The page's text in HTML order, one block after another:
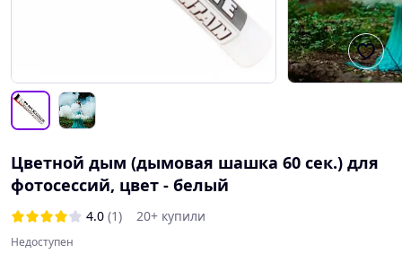
Цветной дым (дымовая шашка 60 сек.) для
фотосессий, цвет - белый
4.0 (1) 20+ купили
Недоступен